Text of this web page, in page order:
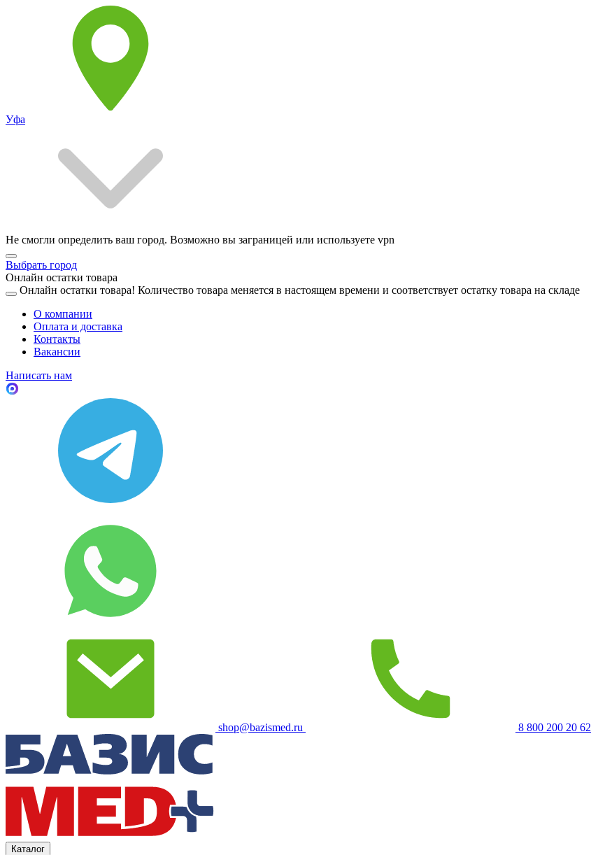
Уфа
Не смогли определить ваш город. Возможно вы заграницей или используете vpn
Выбрать город
Онлайн остатки товара
Онлайн остатки товара! Количество товара меняется в настоящем времени и соответствует остатку товара на складе
О компании
Оплата и доставка
Контакты
Вакансии
Написать нам
shop@bazismed.ru 8 800 200 20 62
Каталог